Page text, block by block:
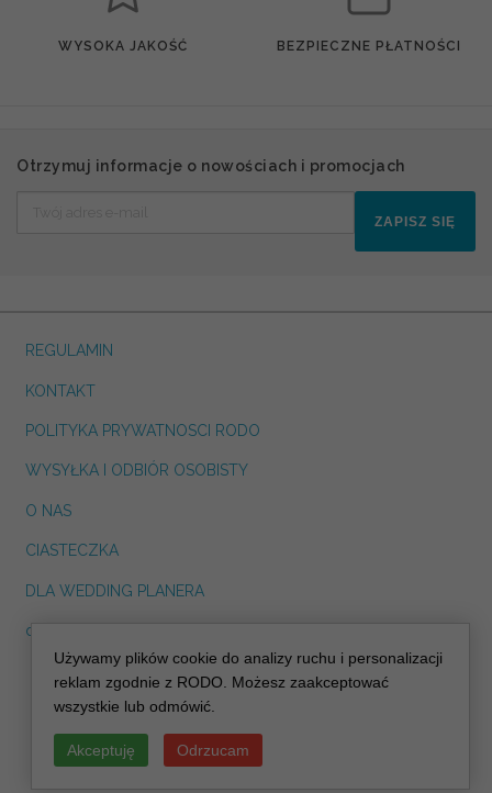
WYSOKA JAKOŚĆ BEZPIECZNE PŁATNOŚCI
Otrzymuj informacje o nowościach i promocjach
ZAPISZ SIĘ
REGULAMIN
KONTAKT
POLITYKA PRYWATNOSCI RODO
WYSYŁKA I ODBIÓR OSOBISTY
O NAS
CIASTECZKA
DLA WEDDING PLANERA
dreskot.com
info@decoris.pl
Używamy plików cookie do analizy ruchu i personalizacji
reklam zgodnie z RODO. Możesz zaakceptować
wszystkie lub odmówić.
Akceptuję Odrzucam